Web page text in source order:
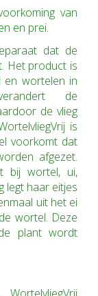
van
en prei.
dat de
Het product is
en wortelen in
de
de vlieg
is
voorkomt dat
afgezet.
bij wortel, ui,
legt haar eitjes
uit het ei
wortel. Deze
plant wordt